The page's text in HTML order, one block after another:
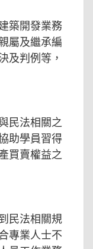
築開發業務
屬及繼承編
及判例等，
民法相關之
助學員習得
買賣權益之
民法相關規
專業人士不